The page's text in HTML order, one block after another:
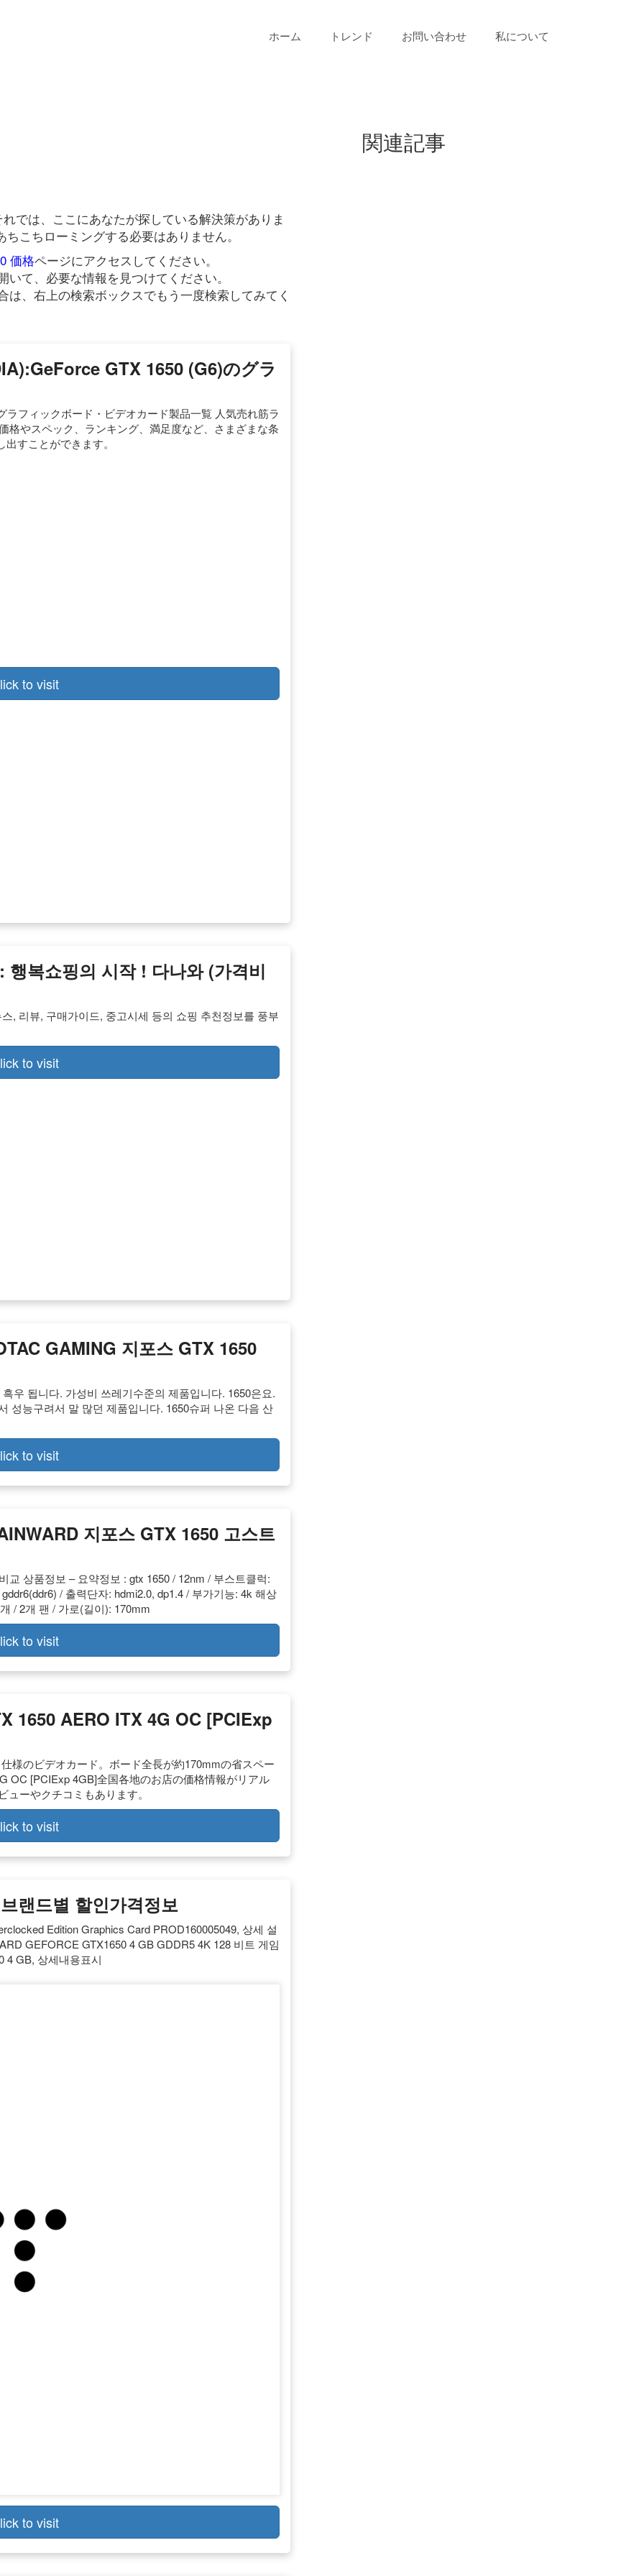
ホーム トレンド お問い合わせ 私について
では、ここにあなたが探している解決策がありま
こちローミングする必要はありません。
価格ページにアクセスしてください。
て、必要な情報を見つけてください。
は、右上の検索ボックスでもう一度検索してみてく
GTX 1650 (G6)のグラ
フィックボード・ビデオカード製品一覧 人気売れ筋ラ
格やスペック、ランキング、満足度など、さまざまな条
すことができます。
to visit
복쇼핑의 시작 ! 다나와 (가격비
, 리뷰, 구매가이드, 중고시세 등의 쇼핑 추천정보를 풍부
to visit
GAMING 지포스 GTX 1650
우 됩니다. 가성비 쓰레기수준의 제품입니다. 1650은요.
성능구려서 말 많던 제품입니다. 1650슈퍼 나온 다음 산
to visit
지포스 GTX 1650 고스트
교 상품정보 – 요약정보 : gtx 1650 / 12nm / 부스트클럭:
/ 출력단자: hdmi2.0, dp1.4 / 부가기능: 4k 해상
/ 2개 팬 / 가로(길이): 170mm
to visit
1650 AERO ITX 4G OC [PCIExp
様のビデオカード。ボード全長が約170mmの省スペー
OC [PCIExp 4GB]全国各地のお店の価格情報がリアル
ーやクチコミもあります。
to visit
랜드별 할인가격정보
Edition Graphics Card PROD160005049, 상세 설
GEFORCE GTX1650 4 GB GDDR5 4K 128 비트 게임
4 GB, 상세내용표시
to visit
関連記事